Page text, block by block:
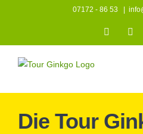
07172 - 86 53
Instagram
Die Tour